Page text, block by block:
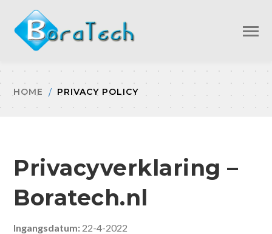
HOME PRIVACY POLICY
Privacyverklaring –
Boratech.nl
Ingangsdatum: 22-4-2022